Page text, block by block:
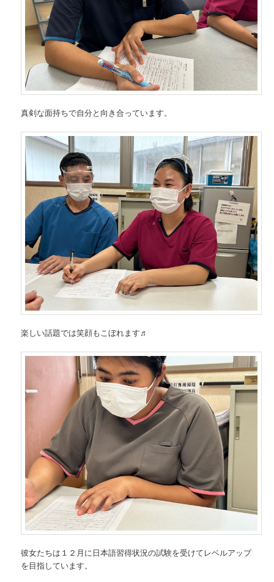
真剣な面持ちで自分と向き合っています。
楽しい話題では笑顔もこぼれます♬
彼女たちは１２月に日本語習得状況の試験を受けてレベルアップ
を目指しています。